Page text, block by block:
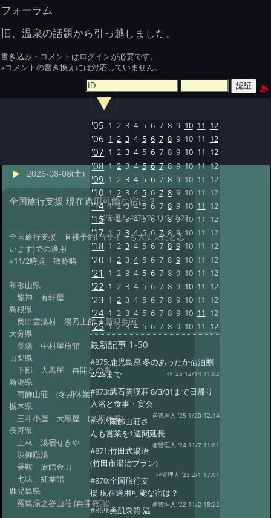
フォーラム
旧、温泉の話題から引っ越しました。
書き込み・コメントはログインが必要です。
※コメントの書き換えには対応していません。
2026-08-08(土)
全国旅行支援 現在適用可能な宿は？
@管理人#870 '22 11/2 18:22
全国旅行支援 直接予約(当サイトも大丈夫だと思
います)での適用
※11/2時点 敬称略
和歌山県
龍神 有軒屋
島根県
奥出雲湯村 湯乃上館 ★新規参画
大分県
長湯 中村屋旅館
山梨県
下部 大黒屋 再開との事
新潟県
雨飾山荘 (冬期休業)
栃木県
三斗小屋 大黒屋 (冬期休業)
長野県
上林 湯宿せきや
渋御殿湯
乗鞍 旅館金山
七味 紅葉館
鹿児島県
霧島湯之谷山荘 (再開確認)
'05 1 2 3 4 5 6 7 8 9 10 11 12
'06 1 2 3 4 5 6 7 8 9 10 11 12
'07 1 2 3 4 5 6 7 8 9 10 11 12
'08 1 2 3 4 5 6 7 8 9 10 11 12
'09 1 2 3 4 5 6 7 8 9 10 11 12
'10 1 2 3 4 5 6 7 8 9 10 11 12
'14 1 2 3 4 5 6 7 8 9 10 11 12
'15 1 2 3 4 5 6 7 8 9 10 11 12
'17 1 2 3 4 5 6 7 8 9 10 11 12
'18 1 2 3 4 5 6 7 8 9 10 11 12
'20 1 2 3 4 5 6 7 8 9 10 11 12
'21 1 2 3 4 5 6 7 8 9 10 11 12
'22 1 2 3 4 5 6 7 8 9 10 11 12
'23 1 2 3 4 5 6 7 8 9 10 11 12
'24 1 2 3 4 5 6 7 8 9 10 11 12
'25 1 2 3 4 5 6 7 8 9 10 11 12
最新記事 1-50
#875:鹿児島県 冬のあったか宿泊割
2/28まで
@ '25 12/14 11:02
#873:武石雲渓荘 8/3/31まで日帰り
入浴と食事・宴会
@管理人 '25 1/20 12:14
#872:雨飾山荘さ
んも営業を1週間延長
@管理人 '24 11/7 11:01
#871:竹田式湯治
(竹田市湯治プラン)
@管理人 '23 2/1 17:01
#870:全国旅行支
援 現在適用可能な宿は？
@管理人 '22 11/2 18:22
#869:美肌泉質 温